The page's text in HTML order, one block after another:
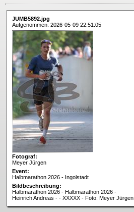
JUMB5892.jpg
Aufgenommen: 2026-05-09 22:51:05
Fotograf:
Meyer Jürgen
Event:
Halbmarathon 2026 - Ingolstadt
Bildbeschreibung:
Halbmarathon 2026 - Halbmarathon 2026 -
Heinrich Andreas - - XXXXX - Foto: Meyer Jürgen